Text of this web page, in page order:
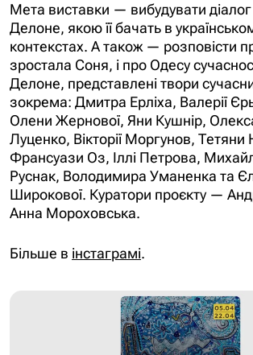
Мета виставки — вибудувати діалог
Делоне, якою її бачать в
контекстах. А також — розповісти
зростала Соня, і про Одесу
Делоне, представлені твори
зокрема: Дмитра Ерліха, Валерії
Олени Жернової, Яни Кушнір,
Луценко, Вікторії Моргунов, Тетяни
Франсуази Оз, Іллі Петрова,
Руснак, Володимира Уманенка та
Широкової. Куратори проєкту —
Анна Мороховська.
Більше в інстаграмі.